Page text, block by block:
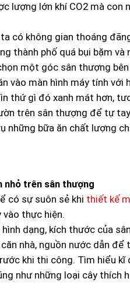
lượng lớn khí CO2 mà
có không gian thoáng
thành phố quá bụi bặm
một góc sân thượng bên
vào màn hình máy tính với
thứ gì đó xanh mát hơn,
trên sân thượng để tự
những bữa ăn chất lượng
nhỏ trên sân thượng
có sự suôn sẻ khi thiết kế
thực hiện.
dạng, kích thước của
nhà, nguồn nước dẫn
khi thi công. Tìm hiểu kĩ
như những loại cây thích